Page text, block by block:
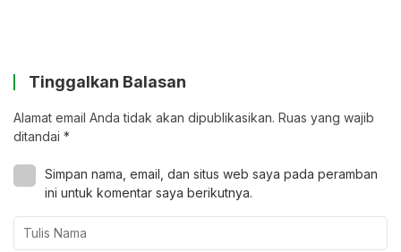
Tinggalkan Balasan
Alamat email Anda tidak akan dipublikasikan. Ruas yang wajib
ditandai *
Simpan nama, email, dan situs web saya pada peramban
ini untuk komentar saya berikutnya.